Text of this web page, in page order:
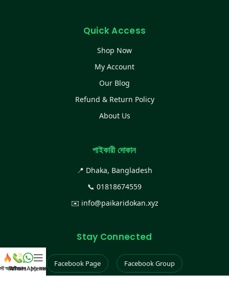
Quick Access
Shop Now
My Account
Our Blog
Refund & Return Policy
About Us
পাইকারী দোকান
📍 Dhaka, Bangladesh
📞 01818674559
✉️ info@paikaridokan.xyz
Stay Connected
Facebook Page Facebook Group
আইটেম
কল করুন
WhatsApp করুন
Menu